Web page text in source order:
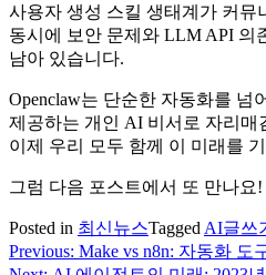
사용자 생성 스킬 생태계가 커뮤
동시에 보안 문제와 LLM API 의
남아 있습니다.
Openclaw는 단순한 자동화를 넘
제공하는 개인 AI 비서로 자리매
이제 우리 모두 함께 이 미래를
그럼 다음 포스트에서 또 만나요!
Posted in 최신뉴스Tagged AI글쓰
글
Previous: Make vs n8n: 자동화 도